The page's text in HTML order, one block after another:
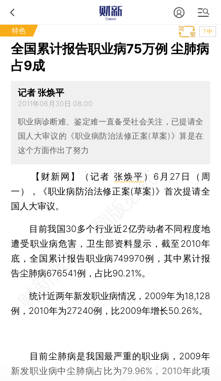
特色 T中
全国累计报告职业病75万例 尘肺病
占9成
记者 张焕平
2011年06月30日 08:00
职业病诊断难、鉴定难一直备受社会关注，已提请全
国人大审议的《职业病防治法修正案(草案)》算是在
这个方面作出了努力
【财新网】（记者 张焕平 ） 6月27日（周
一），《职业病防治法修正案(草案)》首次提请全
国人大审议。
目前我国30多个行业近2亿劳动者不同程度地
遭受职业病危害，卫生部资料显示，截至2010年
底，全国累计报告职业病749970例，其中累计报
告尘肺病676541例，占比90.21%。
统计近两年新发职业病情况，2009年为18,128
例，2010年为27240例，比2009年增长50.26%。
目前尘肺病是我国最严重的职业病，2009年
新发职业病中尘肺病占比为79.96%，2010年此项